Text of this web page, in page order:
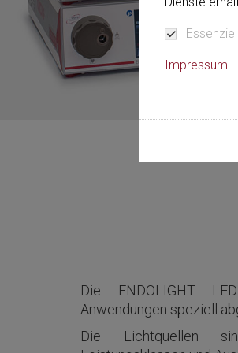
Essenziell
Impressum
Die ENDOLIGHT
Anwendungen speziell
Die Lichtquellen